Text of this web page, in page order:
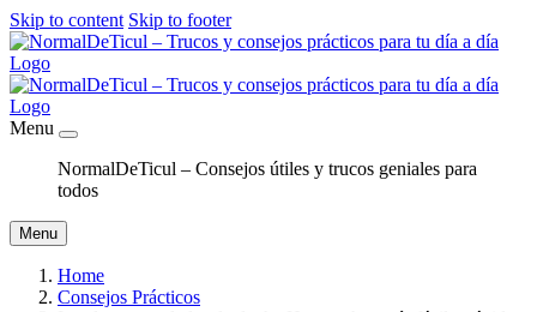
Skip to content Skip to footer
Menu
NormalDeTicul – Consejos útiles y trucos geniales para
todos
Menu
Home
Consejos Prácticos